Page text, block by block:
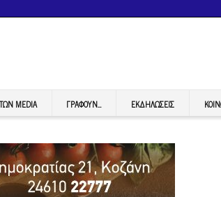
MEDIA ΓΡΆΦΟΥΝ… ΕΚΔΗΛΏΣΕΙΣ